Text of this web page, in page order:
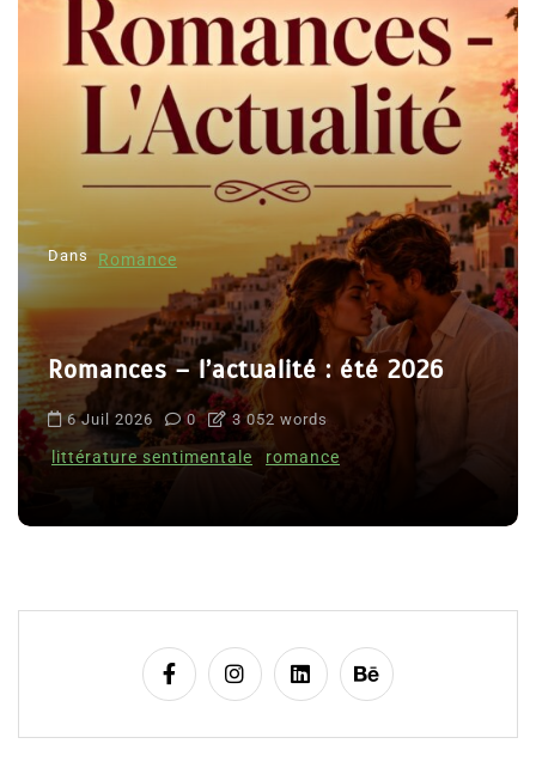
Dans Romance
Romances – l’actualité : été 2026
6 Juil 2026 0 3 052 words
littérature sentimentale romance